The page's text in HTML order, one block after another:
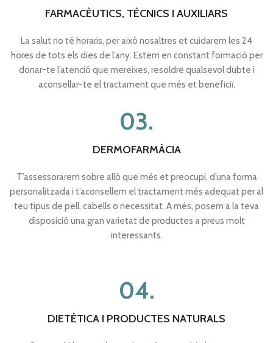
FARMACÈUTICS, TÈCNICS I AUXILIARS
La salut no té horaris, per això nosaltres et cuidarem les 24
hores de tots els dies de l’any. Estem en constant formació per
donar-te l’atenció que mereixes, resoldre qualsevol dubte i
aconsellar-te el tractament que més et beneficiï.
03.
DERMOFARMÀCIA
T’assessorarem sobre allò que més et preocupi, d’una forma
personalitzada i t’aconsellem el tractament més adequat per al
teu tipus de pell, cabells o necessitat. A més, posem a la teva
disposició una gran varietat de productes a preus molt
interessants.
04.
DIETÈTICA I PRODUCTES NATURALS